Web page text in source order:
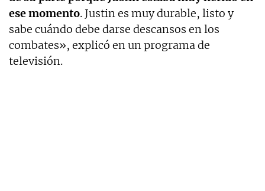
ese momento. Justin es muy durable, listo y
sabe cuándo debe darse descansos en los
combates», explicó en un programa de
televisión.